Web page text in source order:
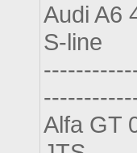
Audi A6
S-line
Alfa GT